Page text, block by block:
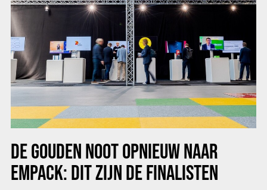
DE GOUDEN NOOT OPNIEUW NAAR
EMPACK: DIT ZIJN DE FINALISTEN